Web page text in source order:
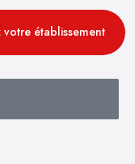
votre établissement